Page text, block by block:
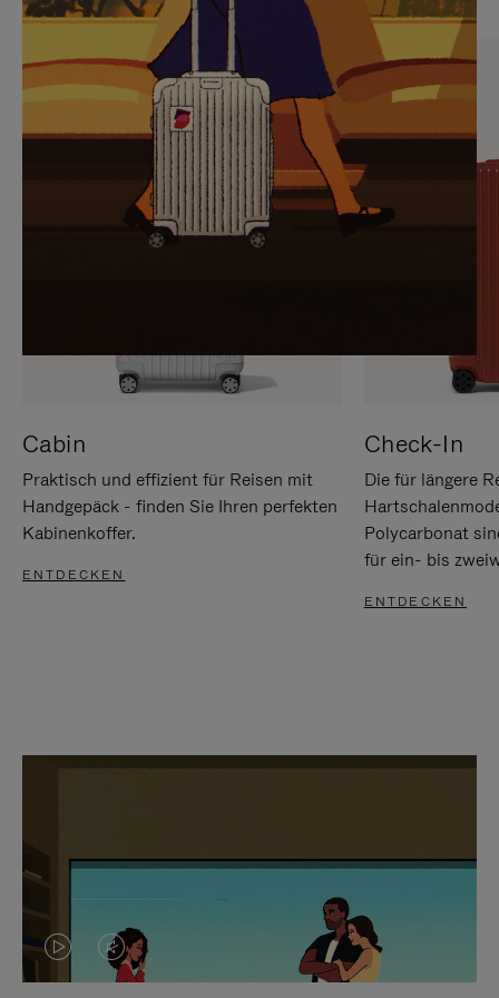
SIE,
UM
ANZUHALTEN
AUFHEBEN
DER
STUMMSCHALTUNG
Cabin
Praktisch und effizient für Reisen mit
Handgepäck - finden Sie Ihren perfekten
Kabinenkoffer.
ENTDECKEN
Check-In
Die für längere
Polycarbonat
für ein- bis
ENTDECKEN
DASVIDEO